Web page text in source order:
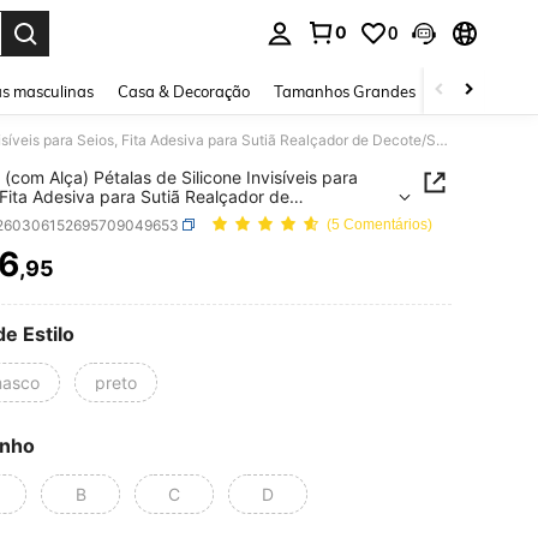
0 0
masculinas Casa & Decoração Tamanhos Grandes Joias e
1 Peça (com Alça) Pétalas de Silicone Invisíveis para Seios, Fita Adesiva para Sutiã Realçador de Decote/Sutiã Sem Costas para Mulheres
(com Alça) Pétalas de Silicone Invisíveis para
Adesiva para Sutiã Realçador de
Sutiã Sem Costas para Mulheres
(5 Comentários)
AND AVAILABILITY
,95
Estilo
preto
B C D